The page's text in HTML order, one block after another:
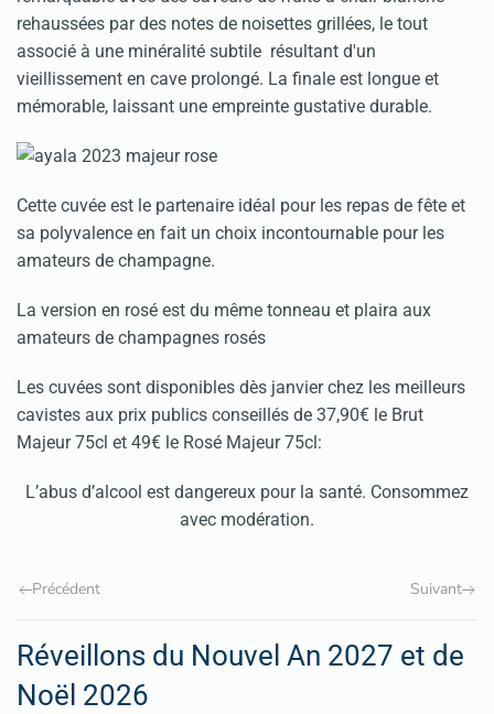
rehaussées par des notes de noisettes grillées, le tout
associé à une minéralité subtile résultant d'un
vieillissement en cave prolongé. La finale est longue et
mémorable, laissant une empreinte gustative durable.
Cette cuvée est le partenaire idéal pour les repas de fête et
sa polyvalence en fait un choix incontournable pour les
amateurs de champagne.
La version en rosé est du même tonneau et plaira aux
amateurs de champagnes rosés
Les cuvées sont disponibles dès janvier chez les meilleurs
cavistes aux prix publics conseillés de 37,90€ le Brut
Majeur 75cl et 49€ le Rosé Majeur 75cl:
L’abus d’alcool est dangereux pour la santé. Consommez
avec modération.
Précédent Suivant
Réveillons du Nouvel An 2027 et de
Noël 2026